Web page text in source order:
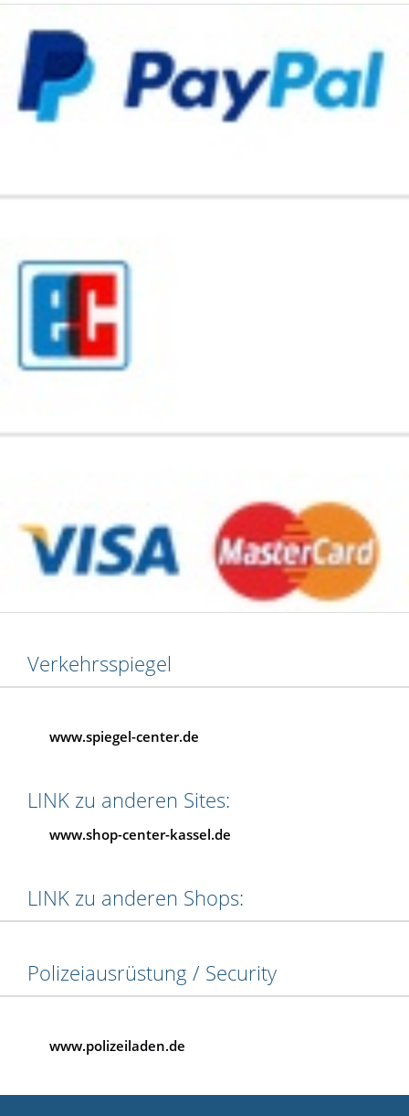
Verkehrsspiegel
www.spiegel-center.de
LINK zu anderen Sites:
www.shop-center-kassel.de
LINK zu anderen Shops:
Polizeiausrüstung / Security
www.polizeiladen.de